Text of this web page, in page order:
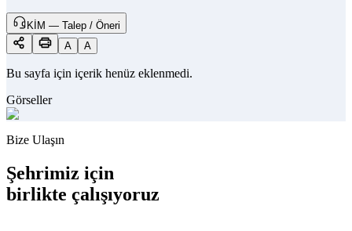
KİM — Talep / Öneri
A
A
Bu sayfa için içerik henüz eklenmedi.
Görseller
Bize Ulaşın
Şehrimiz için
birlikte çalışıyoruz